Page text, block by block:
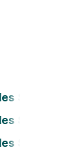
Studium
Studium
Studium